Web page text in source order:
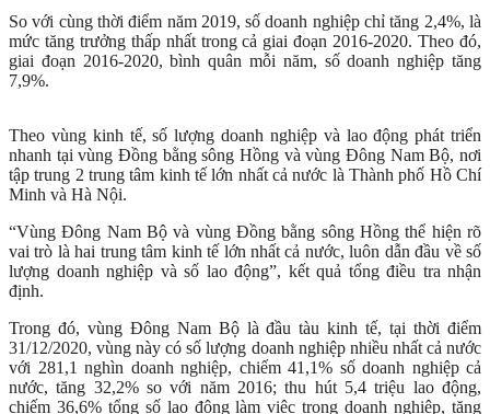
So với cùng thời điểm năm 2019, số doanh nghiệp chỉ tăng 2,4%, là
mức tăng trưởng thấp nhất trong cả giai đoạn 2016-2020. Theo đó,
giai đoạn 2016-2020, bình quân mỗi năm, số doanh nghiệp tăng
7,9%.
Theo vùng kinh tế, số lượng doanh nghiệp và lao động phát triển
nhanh tại vùng Đồng bằng sông Hồng và vùng Đông Nam Bộ, nơi
tập trung 2 trung tâm kinh tế lớn nhất cả nước là Thành phố Hồ Chí
Minh và Hà Nội.
“Vùng Đông Nam Bộ và vùng Đồng bằng sông Hồng thể hiện rõ
vai trò là hai trung tâm kinh tế lớn nhất cả nước, luôn dẫn đầu về số
lượng doanh nghiệp và số lao động”, kết quả tổng điều tra nhận
định.
Trong đó, vùng Đông Nam Bộ là đầu tàu kinh tế, tại thời điểm
31/12/2020, vùng này có số lượng doanh nghiệp nhiều nhất cả nước
với 281,1 nghìn doanh nghiệp, chiếm 41,1% số doanh nghiệp cả
nước, tăng 32,2% so với năm 2016; thu hút 5,4 triệu lao động,
chiếm 36,6% tổng số lao động làm việc trong doanh nghiệp, tăng